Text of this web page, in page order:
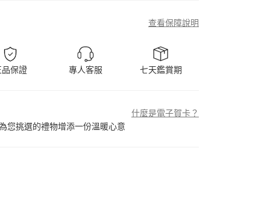
查看保障說明
品保證 專人客服 七天鑑賞期
什麼是電子賀卡？
您挑選的禮物增添一份溫暖心意